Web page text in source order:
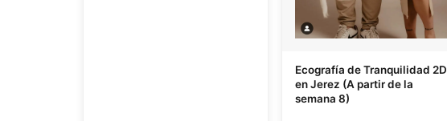
Ecografía de Tranquilidad 2D
en Jerez (A partir de la
semana 8)